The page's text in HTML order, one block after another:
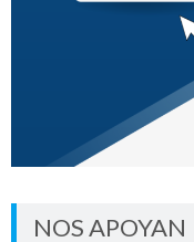
NOS APOYAN